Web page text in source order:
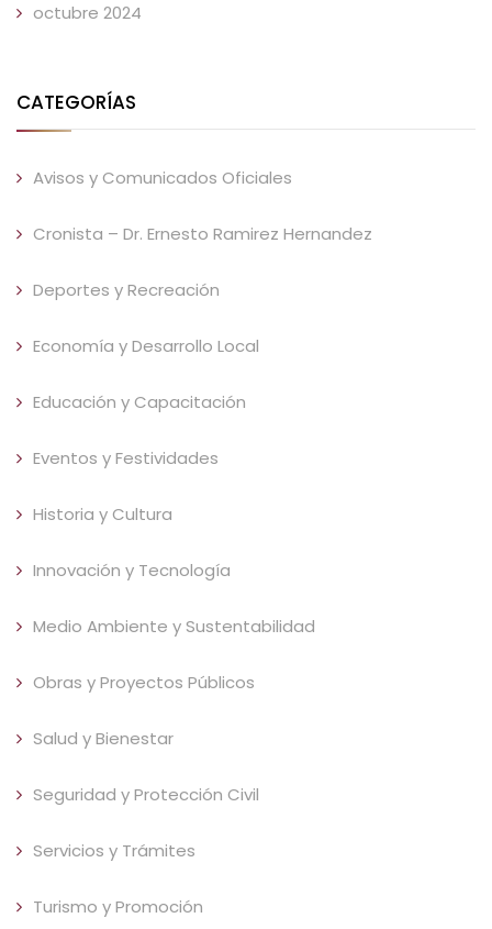
octubre 2024
CATEGORÍAS
Avisos y Comunicados Oficiales
Cronista – Dr. Ernesto Ramirez Hernandez
Deportes y Recreación
Economía y Desarrollo Local
Educación y Capacitación
Eventos y Festividades
Historia y Cultura
Innovación y Tecnología
Medio Ambiente y Sustentabilidad
Obras y Proyectos Públicos
Salud y Bienestar
Seguridad y Protección Civil
Servicios y Trámites
Turismo y Promoción